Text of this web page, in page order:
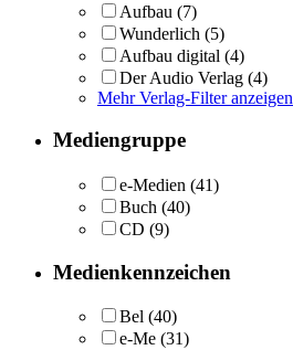
Aufbau (7)
Wunderlich (5)
Aufbau digital (4)
Der Audio Verlag (4)
Mehr Verlag-Filter anzeigen
Mediengruppe
e-Medien (41)
Buch (40)
CD (9)
Medienkennzeichen
Bel (40)
e-Me (31)